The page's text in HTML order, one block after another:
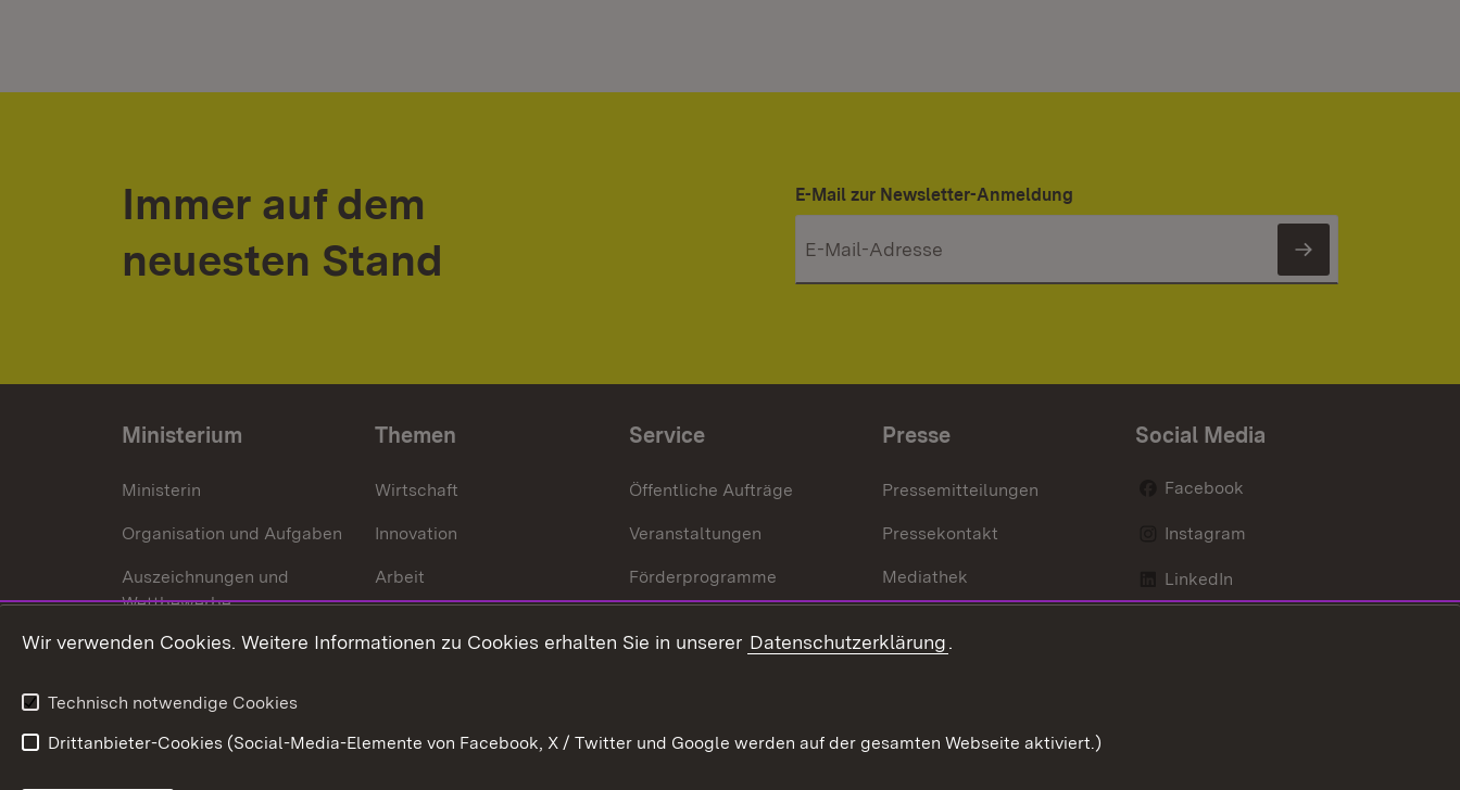
Immer auf dem
neuesten Stand
E-Mail zur Newsletter-Anmeldung
Newsletter
Ministerium
Ministerin
Organisation und Aufgaben
Auszeichnungen und
Wettbewerbe
Themen
Wirtschaft
Innovation
Arbeit
Service
Öffentliche Aufträge
Veranstaltungen
Förderprogramme
Presse
Pressemitteilungen
Pressekontakt
Mediathek
Social Media
Facebook
Instagram
LinkedIn
Wir verwenden Cookies. Weitere Informationen zu Cookies erhalten Sie in unserer Datenschutzerklärung.
Technisch notwendige Cookies
Drittanbieter-Cookies (Social-Media-Elemente von Facebook, X / Twitter und Google werden auf der gesamten Webseite aktiviert.)